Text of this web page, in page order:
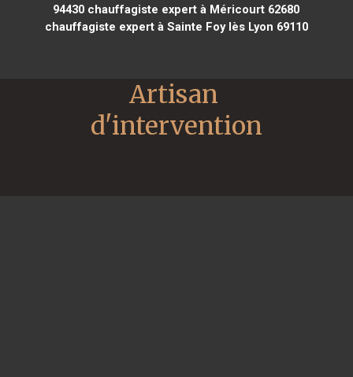
94430 chauffagiste expert à Méricourt 62680
chauffagiste expert à Sainte Foy lès Lyon 69110
Artisan
d'intervention